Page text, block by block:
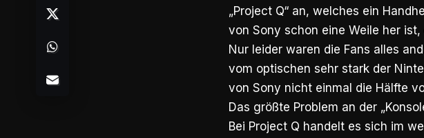
„Project Q“ an, welches ein
von Sony schon eine Weile her
Nur leider waren die Fans alles
vom optischen sehr stark der
von Sony nicht einmal die Hälfte
Das größte Problem an der
Bei Project Q handelt es sich im